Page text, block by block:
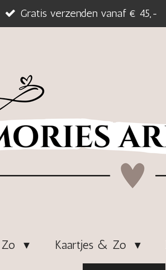
Gratis verzenden vanaf € 45,-
Kaartjes & Zo